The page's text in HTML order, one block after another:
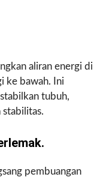
aliran energi di
ke bawah. Ini
tubuh,
stabilitas.
pembuangan